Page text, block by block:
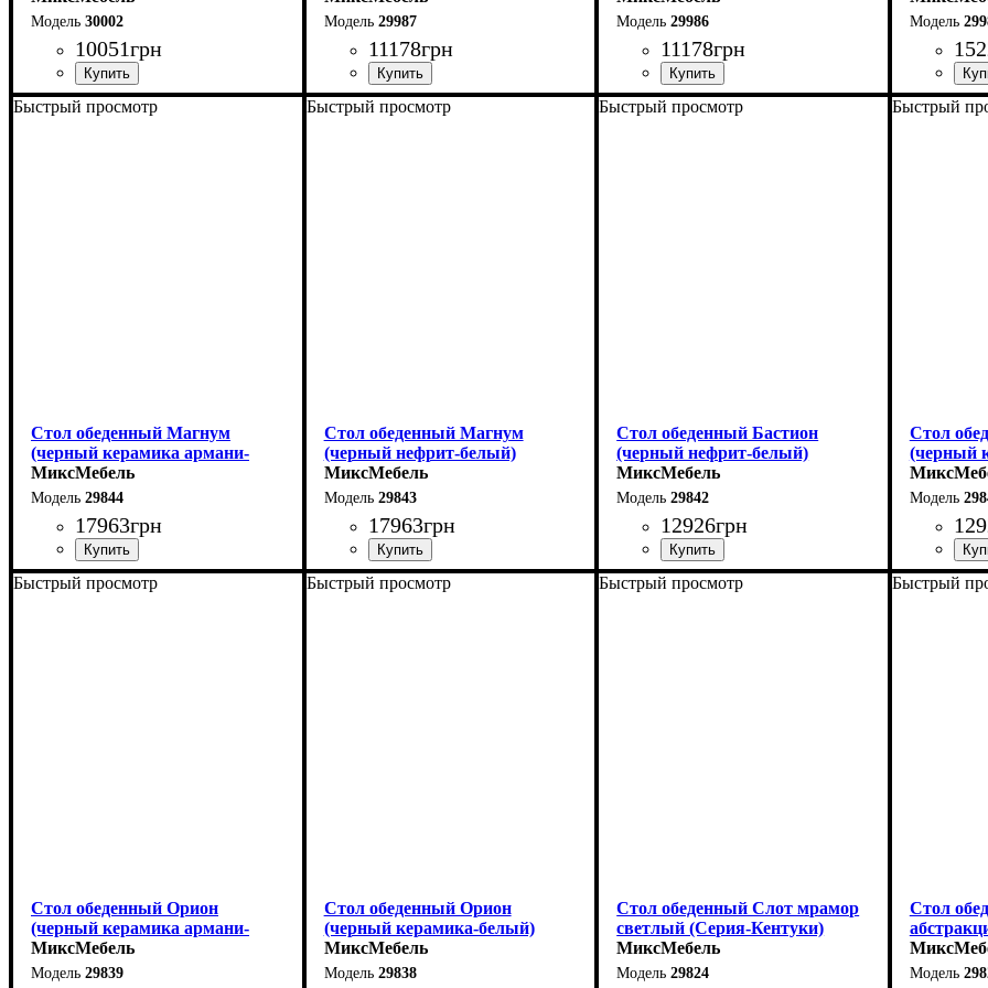
30002
10051грн
29987
11178грн
29986
11178грн
Быстрый просмотр
Стол обеденный Магнум
(черный керамика армани-
грей)
МиксМебель
29844
17963грн
Быстрый просмотр
Стол обеденный Магнум
(черный нефрит-белый)
МиксМебель
29843
17963грн
Быстрый просмотр
Стол обеденный Бастион
(черный нефрит-белый)
МиксМебель
29842
12926грн
Быстрый
Стол
(черный
Быстрый просмотр
Стол обеденный Орион
(черный керамика армани-
грей)
МиксМебель
29839
Быстрый просмотр
Стол обеденный Орион
(черный керамика-белый)
МиксМебель
29838
Быстрый просмотр
Стол обеденный Слот мрамор
светлый (Серия-Кентуки)
МиксМебель
29824
Быстрый
Стол